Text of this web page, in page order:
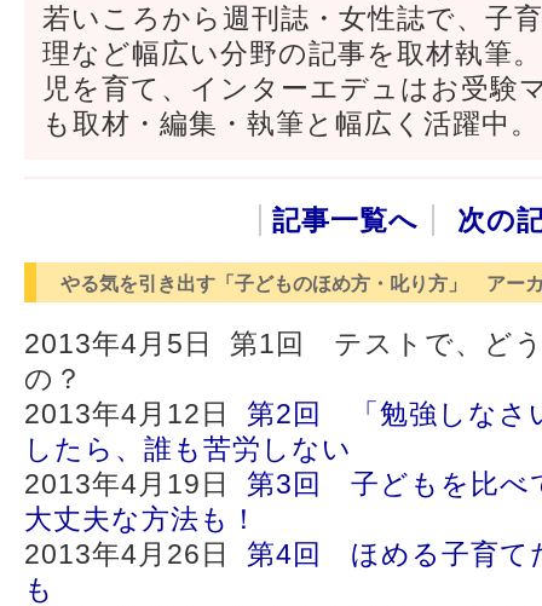
若いころから週刊誌・女性誌で、子
理など幅広い分野の記事を取材執筆
児を育て、インターエデュはお受験
も取材・編集・執筆と幅広く活躍中。
記事一覧へ 次の
やる気を引き出す「子どものほめ方・叱り方」 アー
2013年4月5日 第1回 テストで、ど
の？
2013年4月12日 第2回 「勉強しなさ
したら、誰も苦労しない
2013年4月19日 第3回 子どもを比べ
大丈夫な方法も！
2013年4月26日 第4回 ほめる子育て
も